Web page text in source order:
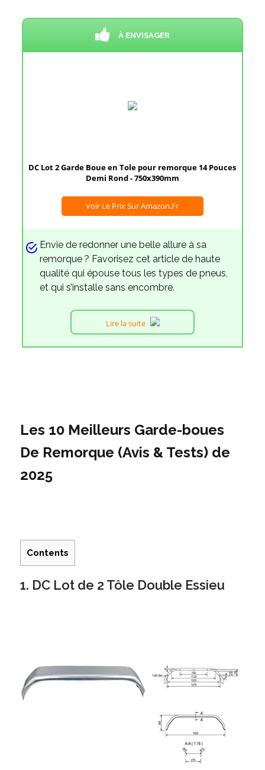
À ENVISAGER
DC Lot 2 Garde Boue en Tole pour remorque 14 Pouces
Demi Rond - 750x390mm
Voir Le Prix Sur Amazon.fr
Envie de redonner une belle allure à sa
remorque ? Favorisez cet article de haute
qualité qui épouse tous les types de pneus,
et qui s’installe sans encombre.
Lire la suite
Les 10 Meilleurs Garde-boues
De Remorque (Avis & Tests) de
2025
Contents
1. DC Lot de 2 Tôle Double Essieu